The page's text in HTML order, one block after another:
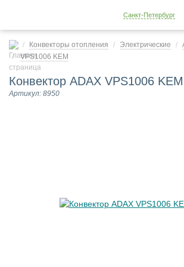
Санкт-Петербург
Конвекторы отопления Электрические
VPS1006 KEM
Конвектор ADAX VPS1006 KEM
Артикул: 8950